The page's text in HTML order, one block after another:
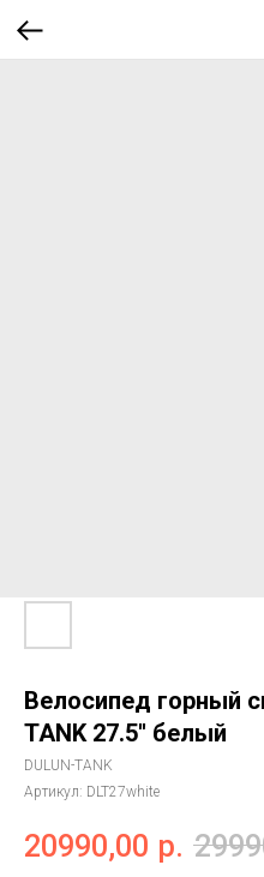
Велосипед горный
TANK 27.5'' белый
DULUN-TANK
Артикул: DLT27white
20990,00 р.